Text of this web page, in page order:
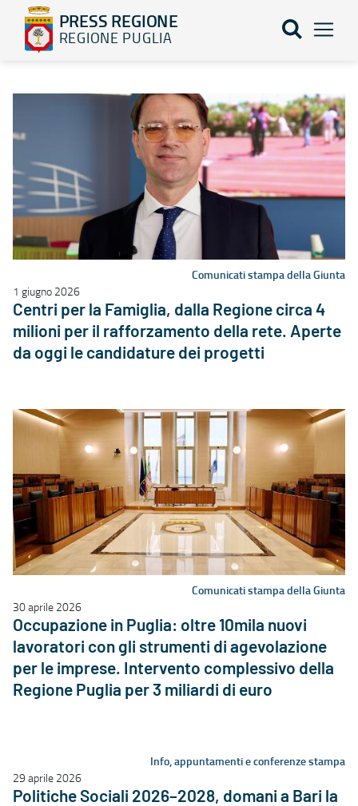
PRESS REGIONE
REGIONE PUGLIA
Comunicati stampa della Giunta
1 giugno 2026
Centri per la Famiglia, dalla Regione circa 4
milioni per il rafforzamento della rete. Aperte
da oggi le candidature dei progetti
Comunicati stampa della Giunta
30 aprile 2026
Occupazione in Puglia: oltre 10mila nuovi
lavoratori con gli strumenti di agevolazione
per le imprese. Intervento complessivo della
Regione Puglia per 3 miliardi di euro
Info, appuntamenti e conferenze stampa
29 aprile 2026
Politiche Sociali 2026–2028, domani a Bari la